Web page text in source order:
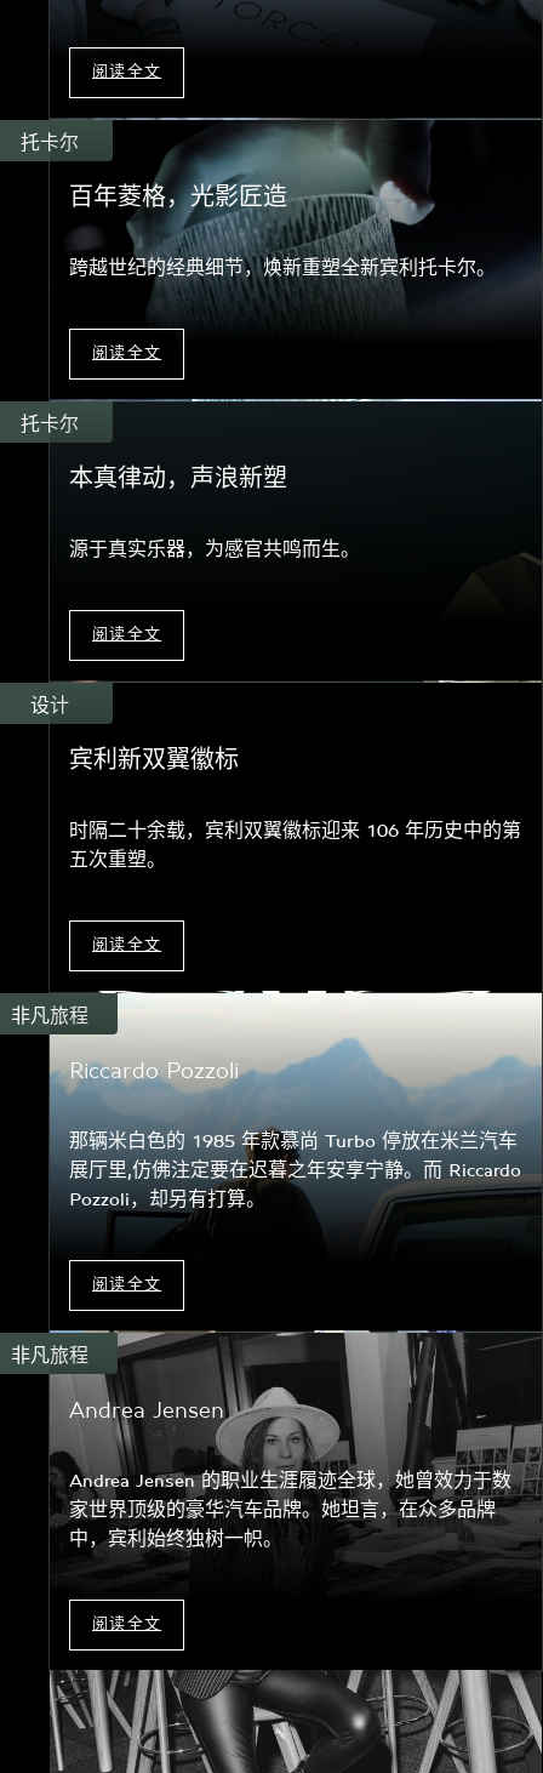
阅读全文
托卡尔
百年菱格，光影匠造
跨越世纪的经典细节，焕新重塑全新宾利托卡尔。
阅读全文
托卡尔
本真律动，声浪新塑
源于真实乐器，为感官共鸣而生。
阅读全文
设计
宾利新双翼徽标
时隔二十余载，宾利双翼徽标迎来 106 年历史中的第
五次重塑。
阅读全文
非凡旅程
Riccardo Pozzoli
那辆米白色的 1985 年款慕尚 Turbo 停放在米兰汽车
展厅里,仿佛注定要在迟暮之年安享宁静。而 Riccardo
Pozzoli，却另有打算。
阅读全文
非凡旅程
Andrea Jensen
Andrea Jensen 的职业生涯履迹全球，她曾效力于数
家世界顶级的豪华汽车品牌。她坦言，在众多品牌
中，宾利始终独树一帜。
阅读全文